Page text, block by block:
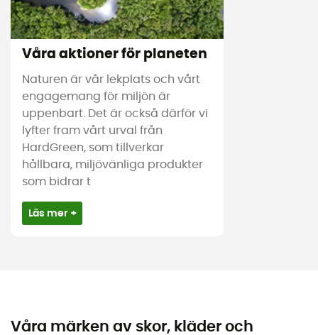
Våra aktioner för planeten
Naturen är vår lekplats och vårt
engagemang för miljön är
uppenbart. Det är också därför vi
lyfter fram vårt urval från
HardGreen, som tillverkar
hållbara, miljövänliga produkter
som bidrar t
Läs mer +
Våra märken av skor, kläder och